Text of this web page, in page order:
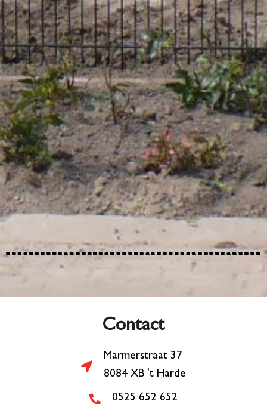
Contact
Marmerstraat 37
8084 XB 't Harde
0525 652 652